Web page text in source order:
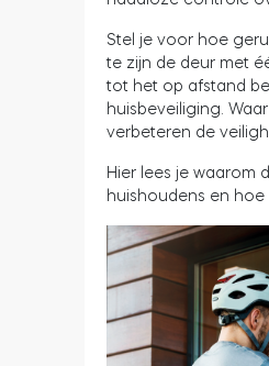
Stel je voor hoe
te zijn de deur met
tot het op afstand
huisbeveiliging.
verbeteren de
Hier lees je waarom
huishoudens en